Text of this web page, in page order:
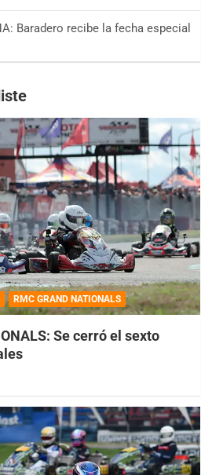
Baradero recibe la fecha especial
RMC GRAND NATIONALS
Se cerró el sexto